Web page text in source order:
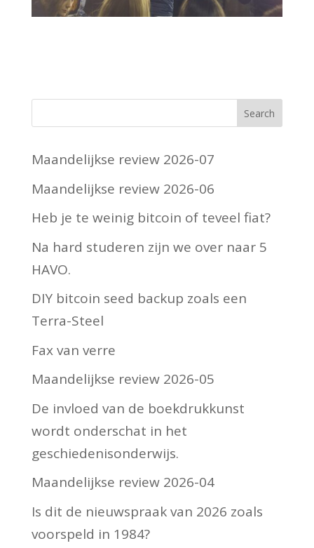
Maandelijkse review 2026-07
Maandelijkse review 2026-06
Heb je te weinig bitcoin of teveel fiat?
Na hard studeren zijn we over naar 5
HAVO.
DIY bitcoin seed backup zoals een
Terra-Steel
Fax van verre
Maandelijkse review 2026-05
De invloed van de boekdrukkunst
wordt onderschat in het
geschiedenisonderwijs.
Maandelijkse review 2026-04
Is dit de nieuwspraak van 2026 zoals
voorspeld in 1984?